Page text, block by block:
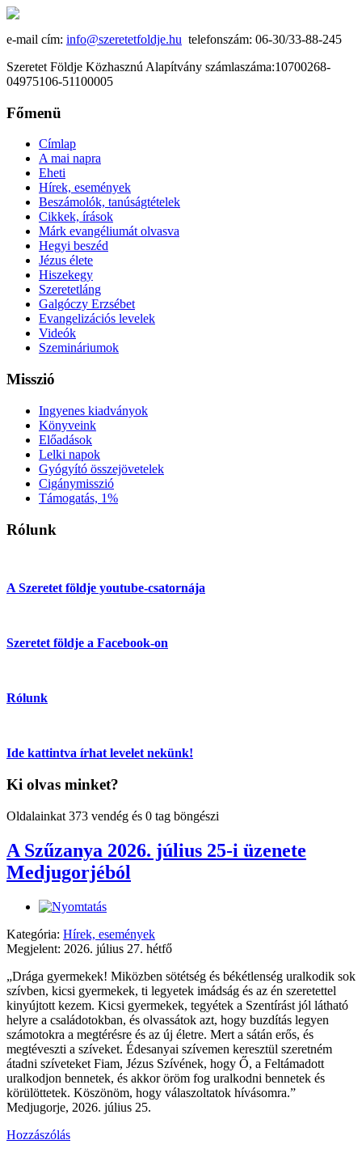
e-mail cím: info@szeretetfoldje.hu telefonszám: 06-30/33-88-245
Szeretet Földje Közhasznú Alapítvány számlaszáma:10700268-
04975106-51100005
Főmenü
Címlap
A mai napra
Eheti
Hírek, események
Beszámolók, tanúságtételek
Cikkek, írások
Márk evangéliumát olvasva
Hegyi beszéd
Jézus élete
Hiszekegy
Szeretetláng
Galgóczy Erzsébet
Evangelizációs levelek
Videók
Szemináriumok
Misszió
Ingyenes kiadványok
Könyveink
Előadások
Lelki napok
Gyógyító összejövetelek
Cigánymisszió
Támogatás, 1%
Rólunk
A Szeretet földje youtube-csatornája
Szeretet földje a Facebook-on
Rólunk
Ide kattintva írhat levelet nekünk!
Ki olvas minket?
Oldalainkat 373 vendég és 0 tag böngészi
A Szűzanya 2026. július 25-i üzenete
Medjugorjéból
Kategória: Hírek, események
Megjelent: 2026. július 27. hétfő
„Drága gyermekek! Miközben sötétség és békétlenség uralkodik sok
szívben, kicsi gyermekek, ti legyetek imádság és az én szeretettel
kinyújtott kezem. Kicsi gyermekek, tegyétek a Szentírást jól látható
helyre a családotokban, és olvassátok azt, hogy buzdítás legyen
számotokra a megtérésre és az új életre. Mert a sátán erős, és
megtéveszti a szíveket. Édesanyai szívemen keresztül szeretném
átadni szíveteket Fiam, Jézus Szívének, hogy Ő, a Feltámadott
uralkodjon bennetek, és akkor öröm fog uralkodni bennetek és
körülöttetek. Köszönöm, hogy válaszoltatok hívásomra.”
Medjugorje, 2026. július 25.
Hozzászólás